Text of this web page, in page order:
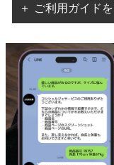
＋ ご利用ガイド